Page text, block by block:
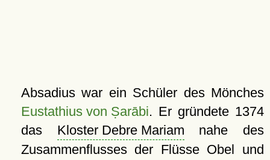
Absadius war ein Schüler des Mönches
Eustathius von Ṣarābi. Er gründete 1374
das Kloster Debre Mariam nahe des
Zusammenflusses der Flüsse Obel und